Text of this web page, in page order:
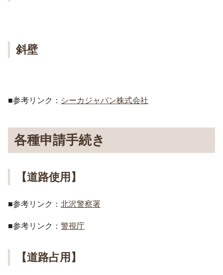
斜壁
■参考リンク： シーカジャパン株式会社
各種申請手続き
【道路使用】
■参考リンク： 北沢警察署
■参考リンク： 警視庁
【道路占用】